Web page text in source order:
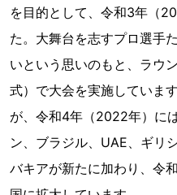
を目的として、令和3年（
た。大舞台を志すプロ選手
いという思いのもと、ラウ
式）で大会を実施していま
が、令和4年（2022年）に
ン、ブラジル、UAE、ギリ
バキアが新たに加わり、令